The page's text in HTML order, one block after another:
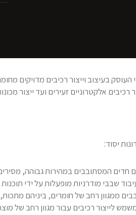
אלקטרוניים זעירים ועד ייצור
יסוד:
חדים המסתובבים במהירות גבוהה,
שבבי מודרניות מופעלות על ידי
ממגוון רחב של חומרים, ביניהם
לייצור רכיבים עבור מגוון רחב של